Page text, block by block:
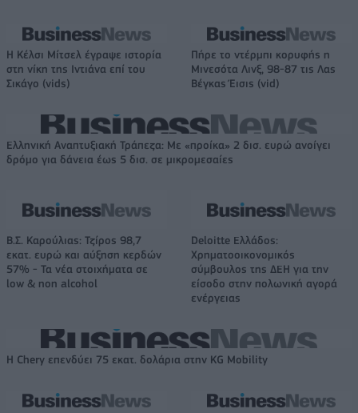
Η Κέλσι Μίτσελ έγραψε ιστορία
στη νίκη της Ιντιάνα επί του
Σικάγο (vids)
Πήρε το ντέρμπι κορυφής η
Μινεσότα Λινξ, 98-87 τις Λας
Βέγκας Έισις (vid)
Ελληνική Αναπτυξιακή Τράπεζα: Με «προίκα» 2 δισ. ευρώ ανοίγει
δρόμο για δάνεια έως 5 δισ. σε μικρομεσαίες
Β.Σ. Καρούλιας: Τζίρος 98,7
εκατ. ευρώ και αύξηση κερδών
57% - Τα νέα στοιχήματα σε
low & non alcohol
Deloitte Ελλάδος:
Χρηματοοικονομικός
σύμβουλος της ΔΕΗ για την
είσοδο στην πολωνική αγορά
ενέργειας
Η Chery επενδύει 75 εκατ. δολάρια στην KG Mobility